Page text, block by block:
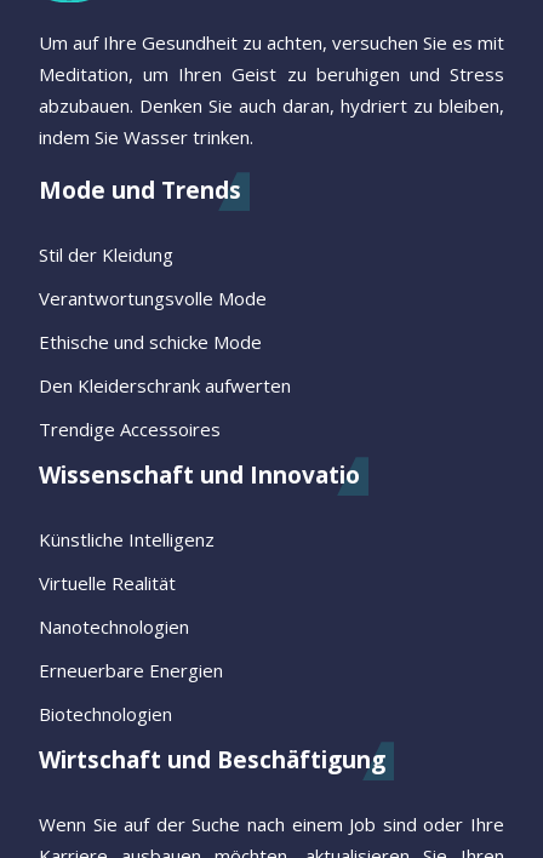
Um auf Ihre Gesundheit zu achten, versuchen Sie es mit
Meditation, um Ihren Geist zu beruhigen und Stress
abzubauen. Denken Sie auch daran, hydriert zu bleiben,
indem Sie Wasser trinken.
Mode und Trends
Stil der Kleidung
Verantwortungsvolle Mode
Ethische und schicke Mode
Den Kleiderschrank aufwerten
Trendige Accessoires
Wissenschaft und Innovatio
Künstliche Intelligenz
Virtuelle Realität
Nanotechnologien
Erneuerbare Energien
Biotechnologien
Wirtschaft und Beschäftigung
Wenn Sie auf der Suche nach einem Job sind oder Ihre